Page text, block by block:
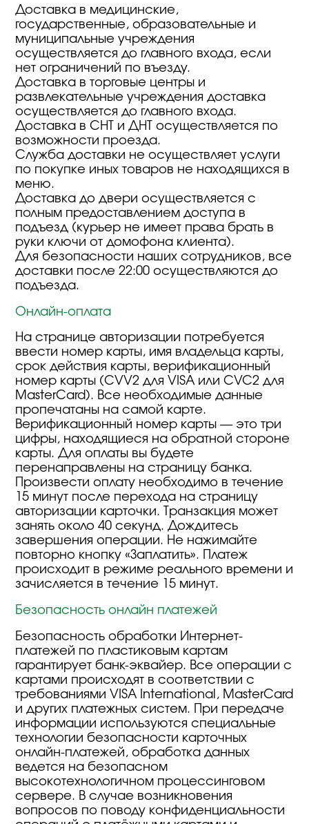
Доставка в медицинские,
государственные, образовательные и
муниципальные учреждения
осуществляется до главного входа, если
нет ограничений по въезду.
Доставка в торговые центры и
развлекательные учреждения доставка
осуществляется до главного входа.
Доставка в СНТ и ДНТ осуществляется по
возможности проезда.
Служба доставки не осуществляет услуги
по покупке иных товаров не находящихся в
меню.
Доставка до двери осуществляется с
полным предоставлением доступа в
подъезд (курьер не имеет права брать в
руки ключи от домофона клиента).
Для безопасности наших сотрудников, все
доставки после 22:00 осуществляются до
подъезда.
Онлайн-оплата
На странице авторизации потребуется
ввести номер карты, имя владельца карты,
срок действия карты, верификационный
номер карты (CVV2 для VISA или CVC2 для
MasterCard). Все необходимые данные
пропечатаны на самой карте.
Верификационный номер карты — это три
цифры, находящиеся на обратной стороне
карты. Для оплаты вы будете
перенаправлены на страницу банка.
Произвести оплату необходимо в течение
15 минут после перехода на страницу
авторизации карточки. Транзакция может
занять около 40 секунд. Дождитесь
завершения операции. Не нажимайте
повторно кнопку «Заплатить». Платеж
происходит в режиме реального времени и
зачисляется в течение 15 минут.
Безопасность онлайн платежей
Безопасность обработки Интернет-
платежей по пластиковым картам
гарантирует банк-эквайер. Все операции с
картами происходят в соответствии с
требованиями VISA International, MasterCard
и других платежных систем. При передаче
информации используются специальные
технологии безопасности карточных
онлайн-платежей, обработка данных
ведется на безопасном
высокотехнологичном процессинговом
сервере. В случае возникновения
вопросов по поводу конфиденциальности